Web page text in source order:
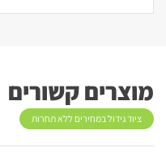
מוצרים קשורים
ציוד גידול במחירים ללא תחרות